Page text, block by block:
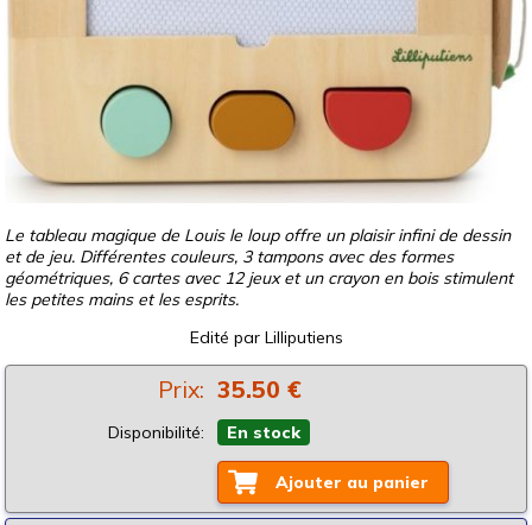
Le tableau magique de Louis le loup offre un plaisir infini de dessin
et de jeu. Différentes couleurs, 3 tampons avec des formes
géométriques, 6 cartes avec 12 jeux et un crayon en bois stimulent
les petites mains et les esprits.
Edité par Lilliputiens
Prix: 35.50 €
Disponibilité: En stock
Ajouter au panier